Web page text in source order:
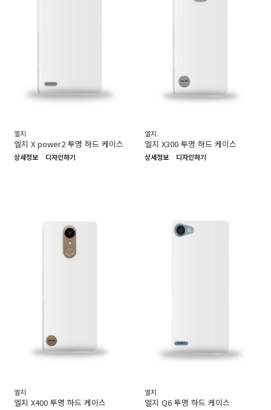
엘지
엘지 X power2 투명 하드 케이스
상세정보 디자인하기
엘지
엘지 X300 투명 하드 케이스
상세정보 디자인하기
엘지
엘지 X400 투명 하드 케이스
엘지
엘지 Q6 투명 하드 케이스